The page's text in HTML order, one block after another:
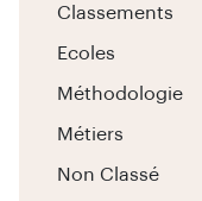
Classements
Ecoles
Méthodologie
Métiers
Non Classé